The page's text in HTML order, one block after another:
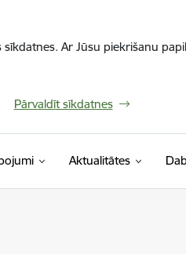
Ar Jūsu piekrišanu
Pārvaldīt sīkdatnes
Aktualitātes